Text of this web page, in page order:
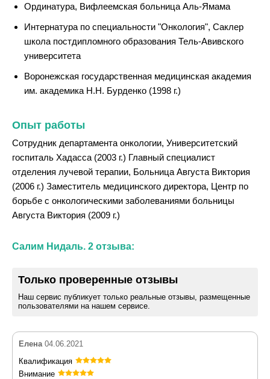
Ординатура, Вифлеемская больница Аль-Ямама
Интернатура по специальности "Онкология", Саклер
школа постдипломного образования Тель-Авивского
университета
Воронежская государственная медицинская академия
им. академика Н.Н. Бурденко (1998 г.)
Опыт работы
Сотрудник департамента онкологии, Университетский
госпиталь Хадасса (2003 г.) Главный специалист
отделения лучевой терапии, Больница Августа Виктория
(2006 г.) Заместитель медицинского директора, Центр по
борьбе с онкологическими заболеваниями больницы
Августа Виктория (2009 г.)
Салим Нидаль. 2 отзыва:
Только проверенные отзывы
Наш сервис публикует только реальные отзывы, размещенные
пользователями на нашем сервисе.
Елена 04.06.2021
Квалификация
Внимание